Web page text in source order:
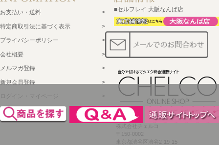
お支払い・送料
特定商取引法に基づく表示
プライバシーポリシー
会社概要
メルマガ登録
新規会員登録
ログイン・マイページ
買い物かご
■セルフレイ 大阪なんば店
セルフレイ
株式会社チェルコ
〒150-0002
東京都渋谷区渋谷2-19-15